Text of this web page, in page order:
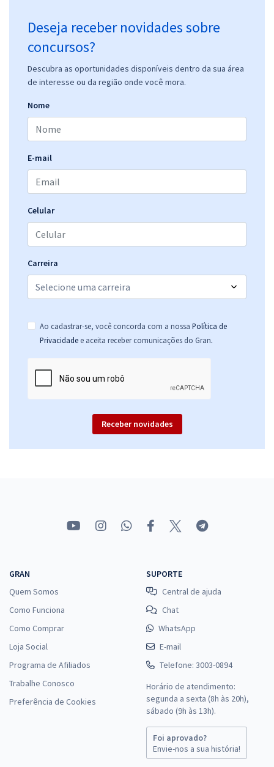
Deseja receber novidades sobre
concursos?
Descubra as oportunidades disponíveis dentro da sua área
de interesse ou da região onde você mora.
Nome
E-mail
Celular
Carreira
Ao cadastrar-se, você concorda com a nossa Política de
Privacidade e aceita receber comunicações do Gran.
Receber novidades
GRAN
Quem Somos
Como Funciona
Como Comprar
Loja Social
Programa de Afiliados
Trabalhe Conosco
Preferência de Cookies
SUPORTE
Central de ajuda
Chat
WhatsApp
E-mail
Telefone: 3003-0894
Horário de atendimento:
segunda a sexta (8h às 20h),
sábado (9h às 13h).
Foi aprovado?
Envie-nos a sua história!